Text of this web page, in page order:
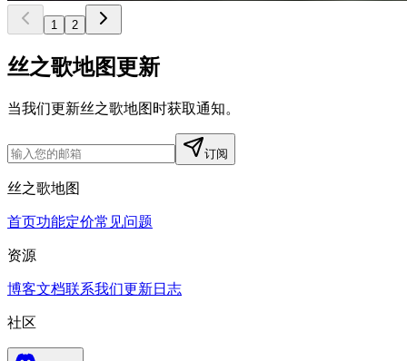
1 2
丝之歌地图更新
当我们更新丝之歌地图时获取通知。
订阅
丝之歌地图
首页功能定价常见问题
资源
博客文档联系我们更新日志
社区